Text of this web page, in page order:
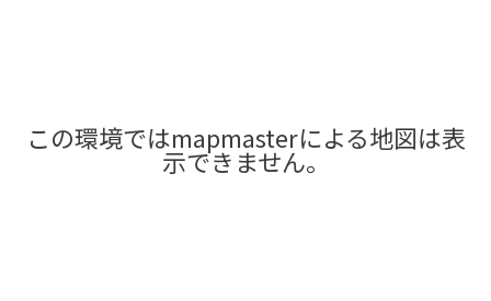
この環境ではmapmasterによる地図は表
示できません。